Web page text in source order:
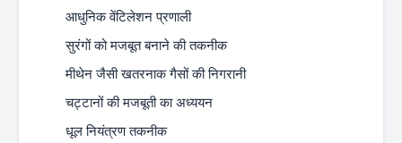
आधुनिक वेंटिलेशन प्रणाली
सुरंगों को मजबूत बनाने की तकनीक
मीथेन जैसी खतरनाक गैसों की निगरानी
चट्टानों की मजबूती का अध्ययन
धूल नियंत्रण तकनीक